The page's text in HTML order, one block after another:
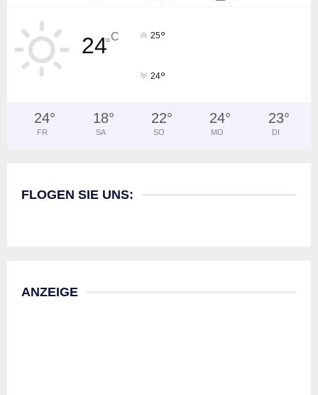
24°C 25°
24°
24°
FR
18°
SA
22°
SO
24°
MO
23°
DI
FLOGEN SIE UNS:
ANZEIGE